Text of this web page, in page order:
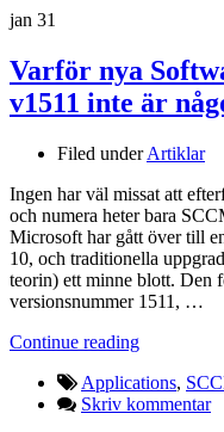
jan 31
Varför nya
v1511 inte är
Filed underArtiklar
Ingen har väl missat att
och numera heter bara
Microsoft har gått över till
10, och traditionella
teorin) ett minne blott. Den
versionsnummer 1511, …
Continue reading
Applications,
Skriv kommentar